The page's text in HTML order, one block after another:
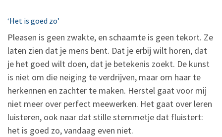
‘Het is goed zo’
Pleasen is geen zwakte, en schaamte is geen tekort. Ze
laten zien dat je mens bent. Dat je erbij wilt horen, dat
je het goed wilt doen, dat je betekenis zoekt. De kunst
is niet om die neiging te verdrijven, maar om haar te
herkennen en zachter te maken. Herstel gaat voor mij
niet meer over perfect meewerken. Het gaat over leren
luisteren, ook naar dat stille stemmetje dat fluistert:
het is goed zo, vandaag even niet.